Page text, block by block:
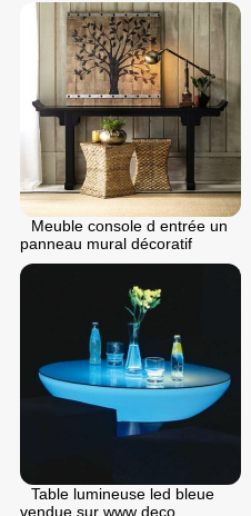
Meuble console d entrée un
panneau mural décoratif
Table lumineuse led bleue
vendue sur www deco